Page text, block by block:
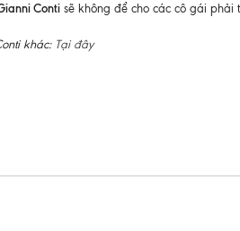
Conti sẽ không để cho các cô gái phải
khác: Tại đây